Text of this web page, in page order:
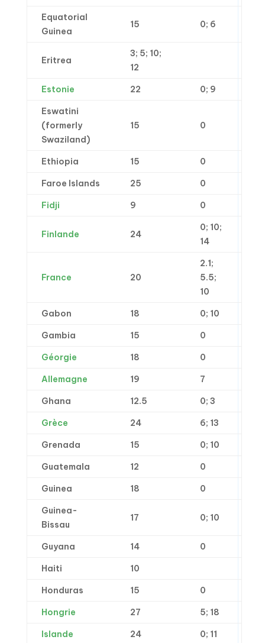
Equatorial
Guinea
15 0; 6
Eritrea
3; 5; 10;
12
Estonie 22 0; 9
Eswatini
(formerly
Swaziland)
15 0
Ethiopia 15 0
Faroe Islands 25 0
Fidji 9 0
Finlande 24
0; 10;
14
France 20
2.1;
5.5;
10
Gabon 18 0; 10
Gambia 15 0
Géorgie 18 0
Allemagne 19 7
Ghana 12.5 0; 3
Grèce 24 6; 13
Grenada 15 0; 10
Guatemala 12 0
Guinea 18 0
Guinea-
Bissau
17 0; 10
Guyana 14 0
Haiti 10
Honduras 15 0
Hongrie 27 5; 18
Islande 24 0; 11